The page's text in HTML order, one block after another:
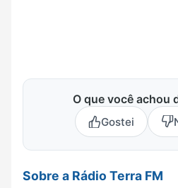
O que você achou
Gostei
Sobre a Rádio Terra FM